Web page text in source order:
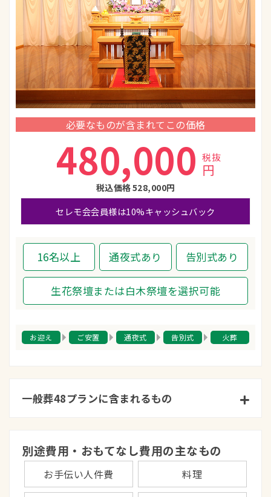
必要なものが含まれてこの価格
480,000 円
税抜
税込価格528,000円
セレモ会会員様は10%キャッシュバック
16名以上 通夜式あり 告別式あり
生花祭壇または白木祭壇を選択可能
お迎え ご安置 通夜式 告別式 火葬
一般葬48プランに含まれるもの
別途費用・おもてなし費用の主なもの
お手伝い人件費 料理